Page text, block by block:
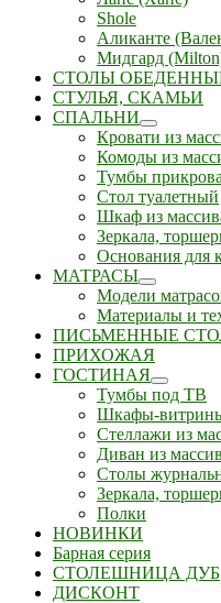
Shole
Аликанте
Мидгард
СТОЛЫ
СТУЛЬЯ, СКАМЬИ
СПАЛЬНИ
Кровати из
Комоды из
Тумбы
Стол туалетный
Шкаф из
Зеркала,
Основания для
МАТРАСЫ
Модели
Материалы и
ПИСЬМЕННЫЕ
ПРИХОЖАЯ
ГОСТИНАЯ
Тумбы под ТВ
Шкафы-
Стеллажи из
Диван из
Столы
Зеркала,
Полки
НОВИНКИ
Барная серия
СТОЛЕШНИЦА ДУБ
ДИСКОНТ